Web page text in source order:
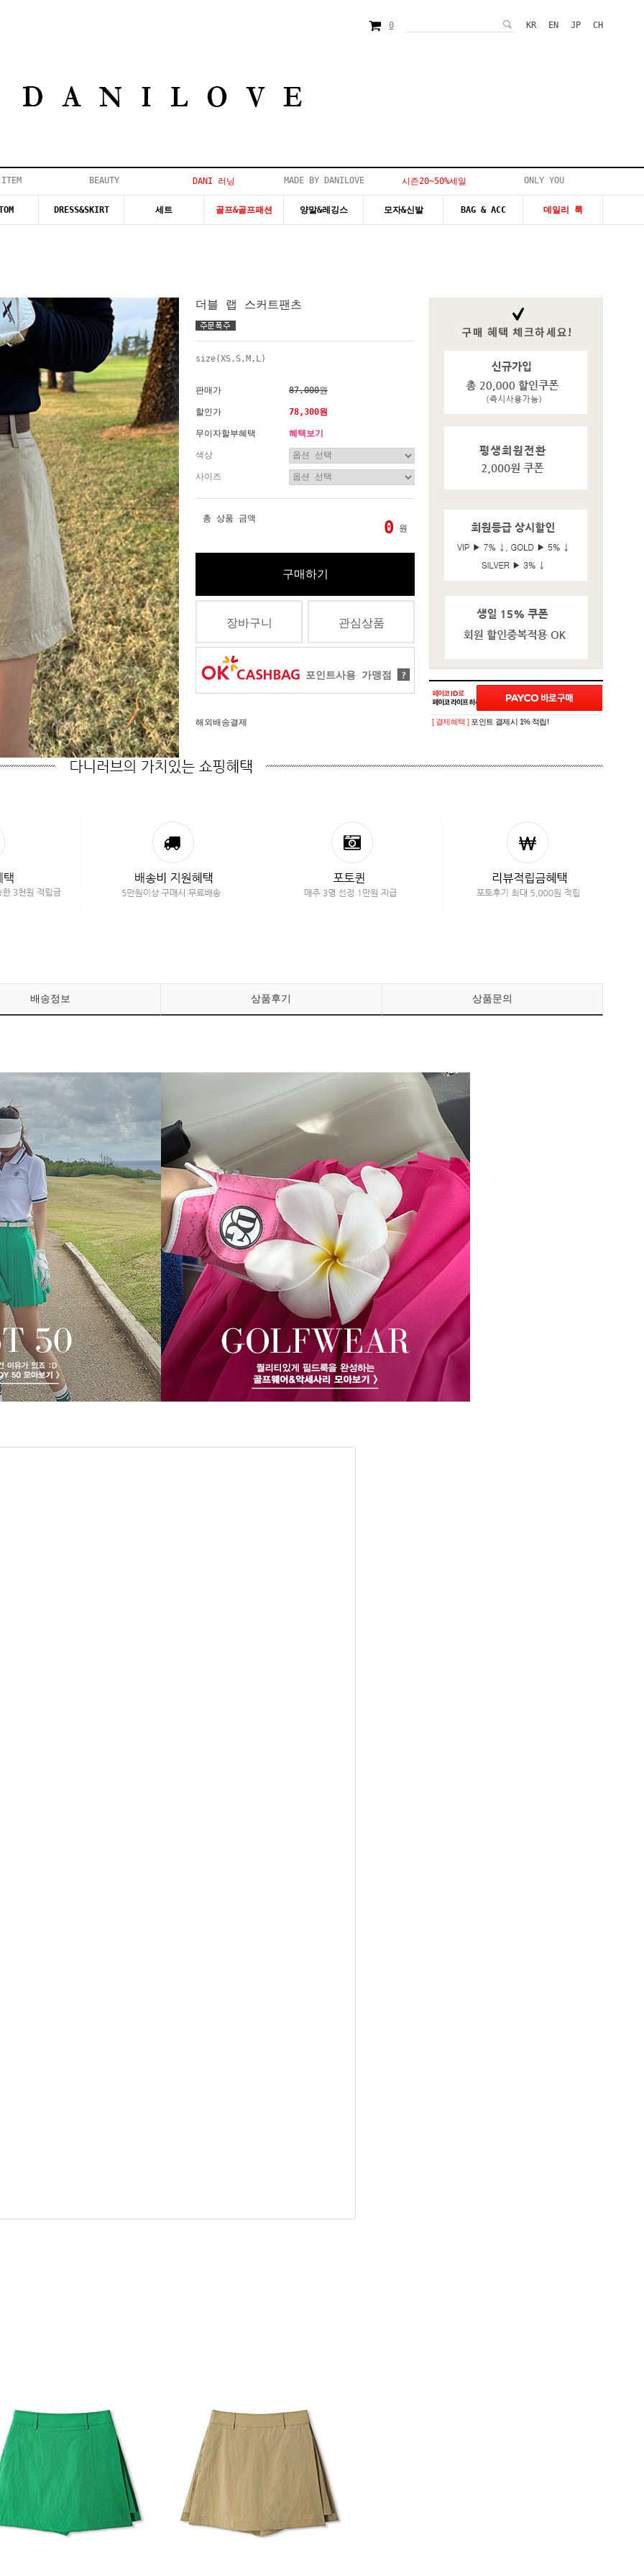
0 KR EN JP CH
BEAUTY DANI 러닝 MADE BY DANILOVE 시즌20~50%세일 ONLY YOU
DRESS&SKIRT 세트 골프&골프패션 양말&레깅스 모자&신발 BAG & ACC 데일리 룩
더블 랩 스커트팬츠
size(XS,S,M,L)
판매가 87,000원
할인가 78,300원
무이자할부혜택 혜택보기
색상
사이즈
총 상품 금액 0 원
구매하기
장바구니 관심상품
포인트사용 가맹점 ?
해외배송결제 [ 결제혜택 ] 포인트 결제시 1% 적립!
배송정보 상품후기 상품문의